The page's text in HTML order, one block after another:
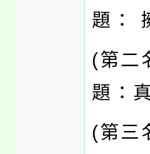
題：
(第二
題：
(第三